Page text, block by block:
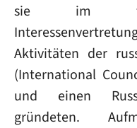
sie im
Aktivitäten der
(International
und einen
gründeten.